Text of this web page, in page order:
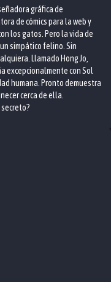
gráfica de
de cómics para la web y
los gatos. Pero la vida de
simpático felino. Sin
Llamado Hong Jo,
excepcionalmente con Sol
humana. Pronto demuestra
cerca de ella.